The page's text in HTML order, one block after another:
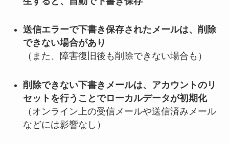
送信エラーで下書き保存されたメールは、削除
できない場合があり
（また、障害復旧後も削除できない場合も）
削除できない下書きメールは、アカウントのリ
セットを行うことでローカルデータが初期化
（オンライン上の受信メールや送信済みメール
などには影響なし）